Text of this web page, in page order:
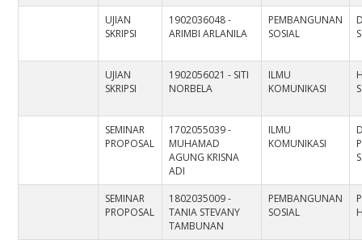
UJIAN
SKRIPSI
1902036048 -
ARIMBI ARLANILA
PEMBANGUNAN
SOSIAL
UJIAN
SKRIPSI
1902056021 - SITI
NORBELA
ILMU
KOMUNIKASI
SEMINAR
PROPOSAL
1702055039 -
MUHAMAD
AGUNG KRISNA
ADI
ILMU
KOMUNIKASI
SEMINAR
PROPOSAL
1802035009 -
TANIA STEVANY
TAMBUNAN
PEMBANGUNAN
SOSIAL